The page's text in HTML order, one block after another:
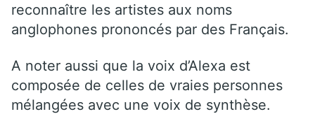
reconnaître les artistes aux noms
anglophones prononcés par des Français.
A noter aussi que la voix d’Alexa est
composée de celles de vraies personnes
mélangées avec une voix de synthèse.